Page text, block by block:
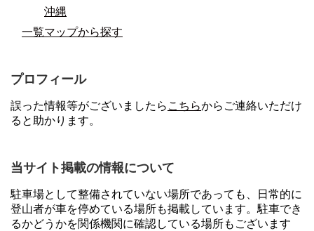
沖縄
一覧マップから探す
プロフィール
誤った情報等がございましたら こちらからご連絡いただけ
ると助かります。
当サイト掲載の情報について
駐車場として整備されていない場所であっても、日常的に
登山者が車を停めている場所も掲載しています。駐車でき
るかどうかを関係機関に確認している場所もございます